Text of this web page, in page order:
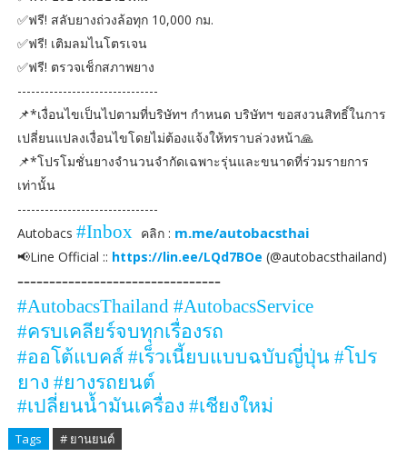
✅ฟรี! สลับยางถ่วงล้อทุก 10,000 กม.
✅ฟรี! เติมลมไนโตรเจน
✅ฟรี! ตรวจเช็กสภาพยาง
-------------------------------
📌*เงื่อนไขเป็นไปตามที่บริษัทฯ กำหนด บริษัทฯ ขอสงวนสิทธิ์ในการ
เปลี่ยนแปลงเงื่อนไขโดยไม่ต้องแจ้งให้ทราบล่วงหน้า🙏
📌*โปรโมชั่นยางจำนวนจำกัดเฉพาะรุ่นและขนาดที่ร่วมรายการ
เท่านั้น
-------------------------------
Autobacs #Inbox คลิก : m.me/autobacsthai
📢Line Official :: https://lin.ee/LQd7BOe (@autobacsthailand)
--------------------------------
#AutobacsThailand #AutobacsService
#ครบเคลียร์จบทุกเรื่องรถ
#ออโต้แบคส์ #เร็วเนี้ยบแบบฉบับญี่ปุ่น #โปร
ยาง #ยางรถยนต์
#เปลี่ยนน้ำมันเครื่อง #เชียงใหม่
Tags # ยานยนต์